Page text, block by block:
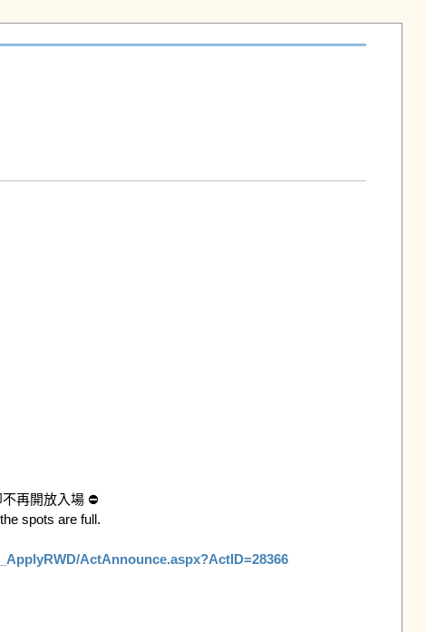
再開放入場 ⛔
spots are full.
ActAnnounce.aspx?ActID=28366